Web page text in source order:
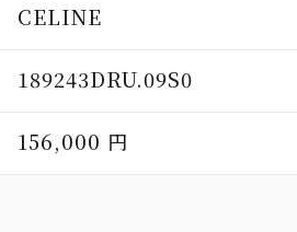
CELINE
189243DRU.09S0
156,000 円